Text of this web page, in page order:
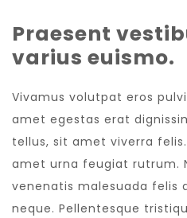
Praesent
varius euismo.
Vivamus volutpat eros
amet egestas erat
tellus, sit amet viverra
amet urna feugiat rutrum.
venenatis malesuada felis
neque. Pellentesque